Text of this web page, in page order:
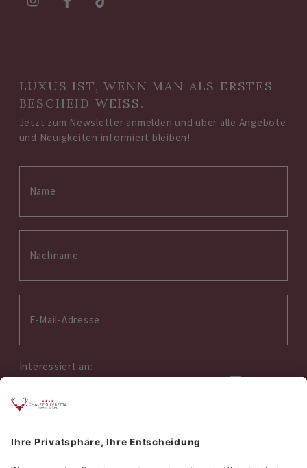
LUXUS IST, WENN MAN ALS ERSTES
BESCHEID WEISS.
Jetzt zum Newsletter anmelden und über alle Angebote
und Neuigkeiten informiert bleiben!
Interessiert an:
Sommer